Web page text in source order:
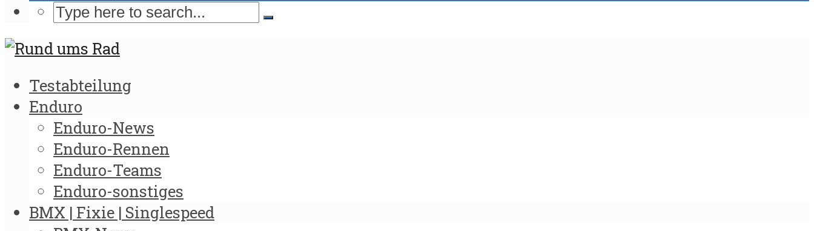
Testabteilung
Enduro
Enduro-News
Enduro-Rennen
Enduro-Teams
Enduro-sonstiges
BMX | Fixie | Singlespeed